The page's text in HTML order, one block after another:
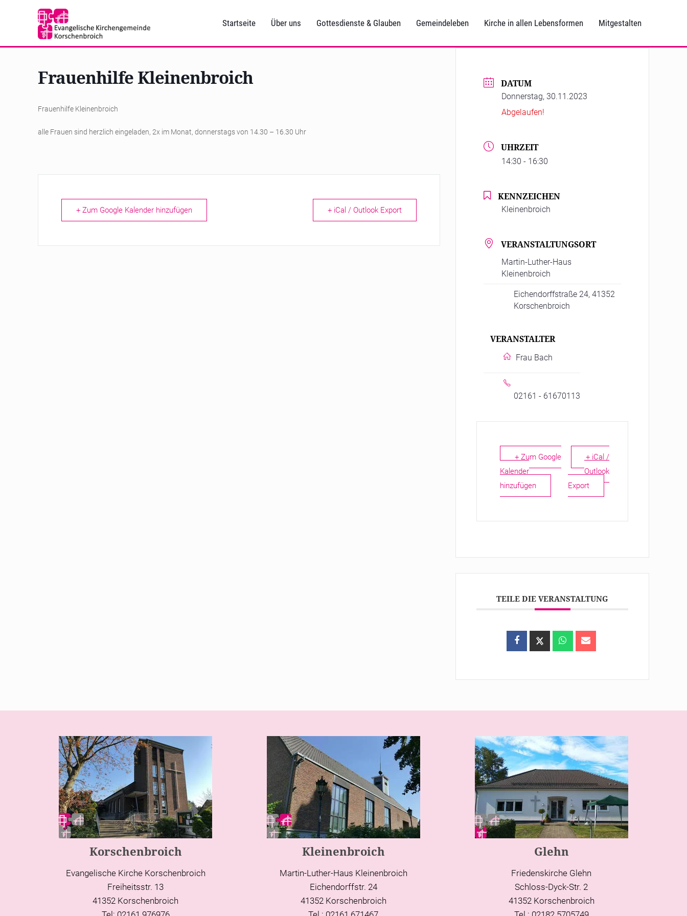
Startseite Über uns Gottesdienste & Glauben Gemeindeleben Kirche in allen Lebensformen Mitgestalten
Frauenhilfe Kleinenbroich
Frauenhilfe Kleinenbroich
alle Frauen sind herzlich eingeladen, 2x im Monat, donnerstags von 14.30 – 16.30 Uhr
+ Zum Google Kalender hinzufügen + iCal / Outlook Export
DATUM
Donnerstag, 30.11.2023
Abgelaufen!
UHRZEIT
14:30 - 16:30
KENNZEICHEN
Kleinenbroich
VERANSTALTUNGSORT
Martin-Luther-Haus
Kleinenbroich
Eichendorffstraße 24, 41352
Korschenbroich
VERANSTALTER
Frau Bach
02161 - 61670113
+ Zum Google
Kalender
hinzufügen
+ iCal /
Outlook
Export
TEILE DIE VERANSTALTUNG
Korschenbroich
Evangelische Kirche Korschenbroich
Freiheitsstr. 13
41352 Korschenbroich
Kleinenbroich
Martin-Luther-Haus Kleinenbroich
Eichendorffstr. 24
41352 Korschenbroich
Glehn
Friedenskirche Glehn
Schloss-Dyck-Str. 2
41352 Korschenbroich